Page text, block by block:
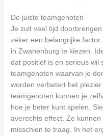
De juiste teamgenoten
Je zult veel tijd
zeker een belangrijke
in Zwanenburg te kiezen.
dat positief is en serieus wil
teamgenoten waarvan je
worden verbetert het
teamgenoten kunnen je
hoe je beter kunt spelen.
averechts effect. Ze
misschien te traag. In het